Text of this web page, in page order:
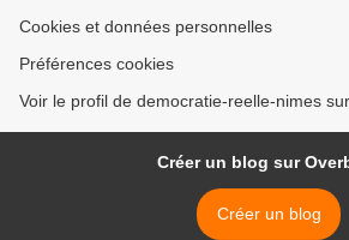
Cookies et données personnelles
Préférences cookies
Voir le profil de democratie-reelle-nimes
Créer un blog sur
Créer un blog